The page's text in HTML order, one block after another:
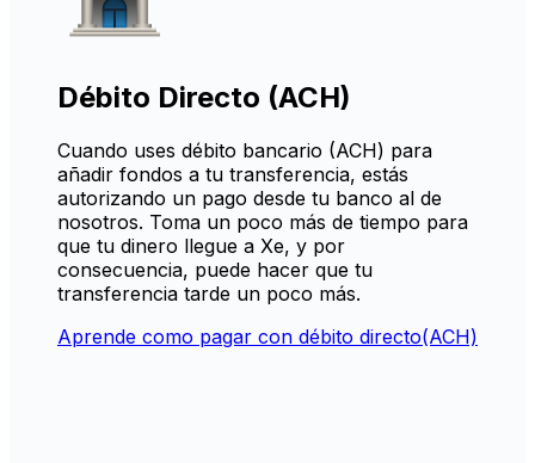
Débito Directo (ACH)
Cuando uses débito bancario (ACH) para
añadir fondos a tu transferencia, estás
autorizando un pago desde tu banco al de
nosotros. Toma un poco más de tiempo para
que tu dinero llegue a Xe, y por
consecuencia, puede hacer que tu
transferencia tarde un poco más.
Aprende como pagar con débito directo(ACH)